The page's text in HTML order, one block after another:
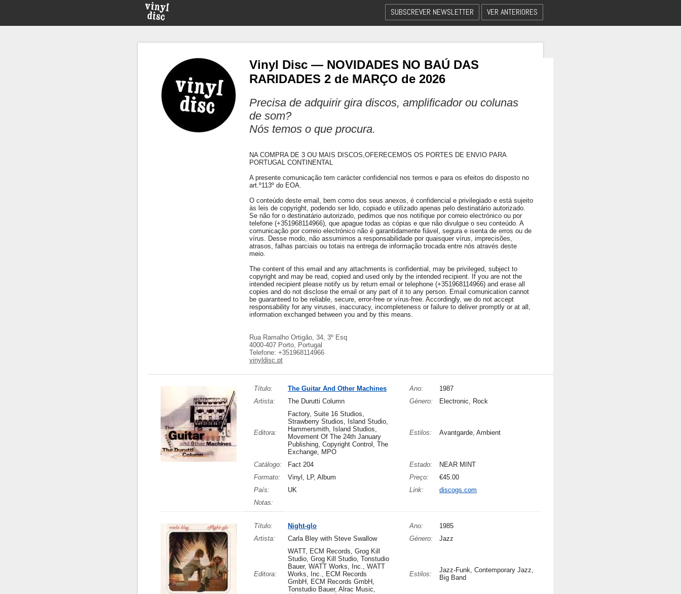
SUBSCREVER NEWSLETTER VER ANTERIORES
Vinyl Disc — NOVIDADES NO BAÚ DAS
RARIDADES 2 de MARÇO de 2026
Precisa de adquirir gira discos, amplificador ou colunas
de som?
Nós temos o que procura.
NA COMPRA DE 3 OU MAIS DISCOS,OFERECEMOS OS PORTES DE ENVIO PARA
PORTUGAL CONTINENTAL
A presente comunicação tem carácter confidencial nos termos e para os efeitos do disposto no
art.º113º do EOA.
O conteúdo deste email, bem como dos seus anexos, é confidencial e privilegiado e está sujeito
às leis de copyright, podendo ser lido, copiado e utilizado apenas pelo destinatário autorizado.
Se não for o destinatário autorizado, pedimos que nos notifique por correio electrónico ou por
telefone (+351968114966), que apague todas as cópias e que não divulgue o seu conteúdo. A
comunicação por correio electrónico não é garantidamente fiável, segura e isenta de erros ou de
vírus. Desse modo, não assumimos a responsabilidade por quaisquer vírus, imprecisões,
atrasos, falhas parciais ou totais na entrega de informação trocada entre nós através deste
meio.
The content of this email and any attachments is confidential, may be privileged, subject to
copyright and may be read, copied and used only by the intended recipient. If you are not the
intended recipient please notify us by return email or telephone (+351968114966) and erase all
copies and do not disclose the email or any part of it to any person. Email comunication cannot
be guaranteed to be reliable, secure, error-free or vírus-free. Accordingly, we do not accept
responsability for any viruses, inaccuracy, incompleteness or failure to deliver promptly or at all,
information exchanged between you and by this means.
Rua Ramalho Ortigão, 34, 3º Esq
4000-407 Porto, Portugal
Telefone: +351968114966
vinyldisc.pt
Título: The Guitar And Other Machines Ano:
1987
Artista:
The Durutti Column Género: Electronic, Rock
Editora:
Factory, Suite 16 Studios,
Strawberry Studios, Island Studio,
Hammersmith, Island Studios,
Movement Of The 24th January
Publishing, Copyright Control, The
Exchange, MPO
Estilos: Avantgarde, Ambient
Catálogo: Fact 204 Estado:
NEAR MINT
Formato:
Vinyl, LP, Album Preço:
€45.00
País:
UK Link:
discogs.com
Notas:
Título: Night-glo Ano:
1985
Artista:
Carla Bley with Steve Swallow Género: Jazz
Editora:
WATT, ECM Records, Grog Kill
Studio, Grog Kill Studio, Tonstudio
Bauer, WATT Works, Inc., WATT
Works, Inc., ECM Records
GmbH, ECM Records GmbH,
Tonstudio Bauer, Alrac Music,
Estilos:
Jazz-Funk, Contemporary Jazz,
Big Band